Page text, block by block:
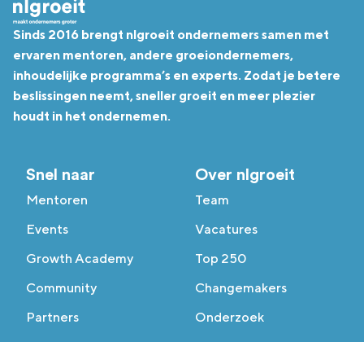
Sinds 2016 brengt nlgroeit ondernemers samen met
ervaren mentoren, andere groeiondernemers,
inhoudelijke programma’s en experts. Zodat je betere
beslissingen neemt, sneller groeit en meer plezier
houdt in het ondernemen.
Snel naar
Mentoren
Events
Growth Academy
Community
Partners
Over nlgroeit
Team
Vacatures
Top 250
Changemakers
Onderzoek